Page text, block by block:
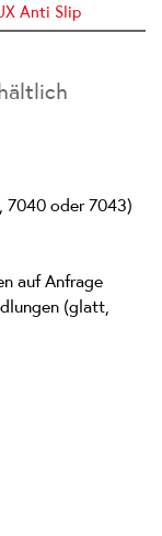
Anti Slip
7040 oder 7043)
auf Anfrage
(glatt,